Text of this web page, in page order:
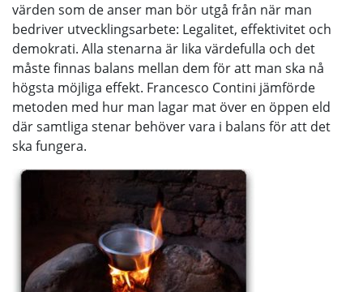
värden som de anser man bör utgå från när man
bedriver utvecklingsarbete: Legalitet, effektivitet och
demokrati. Alla stenarna är lika värdefulla och det
måste finnas balans mellan dem för att man ska nå
högsta möjliga effekt. Francesco Contini jämförde
metoden med hur man lagar mat över en öppen eld
där samtliga stenar behöver vara i balans för att det
ska fungera.